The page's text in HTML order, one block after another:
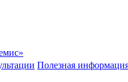
Полезная